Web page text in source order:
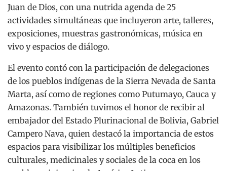
Juan de Dios, con una nutrida agenda de 25
actividades simultáneas que incluyeron arte, talleres,
exposiciones, muestras gastronómicas, música en
vivo y espacios de diálogo.
El evento contó con la participación de delegaciones
de los pueblos indígenas de la Sierra Nevada de Santa
Marta, así como de regiones como Putumayo, Cauca y
Amazonas. También tuvimos el honor de recibir al
embajador del Estado Plurinacional de Bolivia, Gabriel
Campero Nava, quien destacó la importancia de estos
espacios para visibilizar los múltiples beneficios
culturales, medicinales y sociales de la coca en los